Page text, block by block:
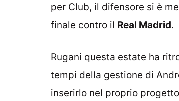
per Club, il difensore si è
finale contro il Real Madrid.
Rugani questa estate ha
tempi della gestione di
inserirlo nel proprio